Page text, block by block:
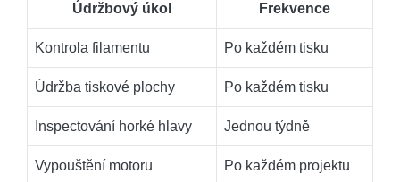
Údržbový úkol Frekvence
Kontrola filamentu Po každém tisku
Údržba tiskové plochy Po každém tisku
Inspectování horké hlavy Jednou týdně
Vypouštění motoru Po každém projektu